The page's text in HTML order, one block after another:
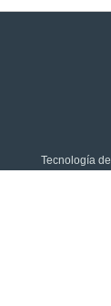
Tecnología de